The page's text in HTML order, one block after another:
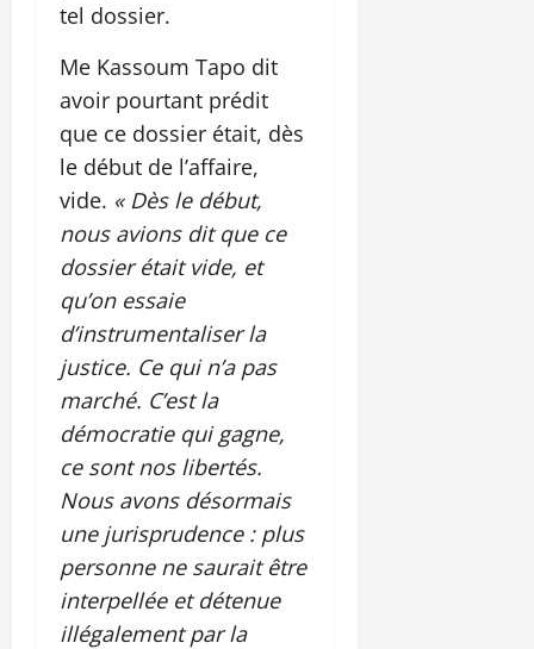
tel dossier.
Me Kassoum Tapo dit
avoir pourtant prédit
que ce dossier était, dès
le début de l’affaire,
vide. « Dès le début,
nous avions dit que ce
dossier était vide, et
qu’on essaie
d’instrumentaliser la
justice. Ce qui n’a pas
marché. C’est la
démocratie qui gagne,
ce sont nos libertés.
Nous avons désormais
une jurisprudence : plus
personne ne saurait être
interpellée et détenue
illégalement par la